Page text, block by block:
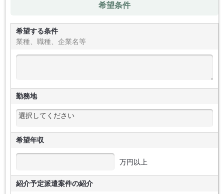
希望条件
希望する条件
業種、職種、企業名等
勤務地
希望年収
万円以上
紹介予定派遣案件の紹介